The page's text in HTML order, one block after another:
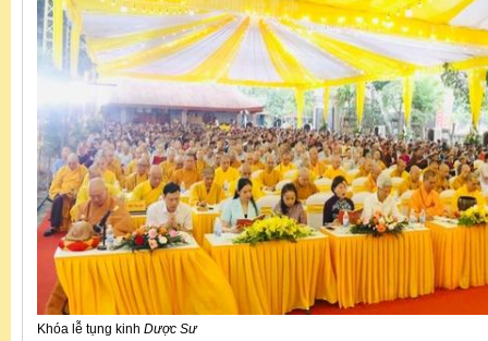
Khóa lễ tụng kinh Dược Sư